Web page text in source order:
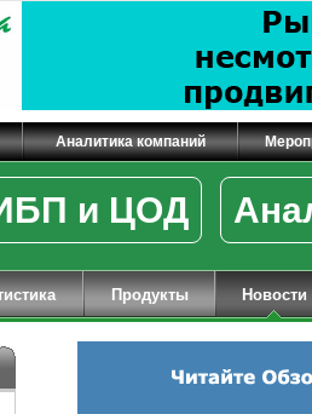
Аналитика компаний
и ЦОД
Продукты Новости